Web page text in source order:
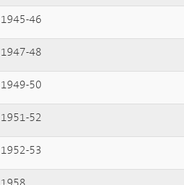
46
48
50
52
53